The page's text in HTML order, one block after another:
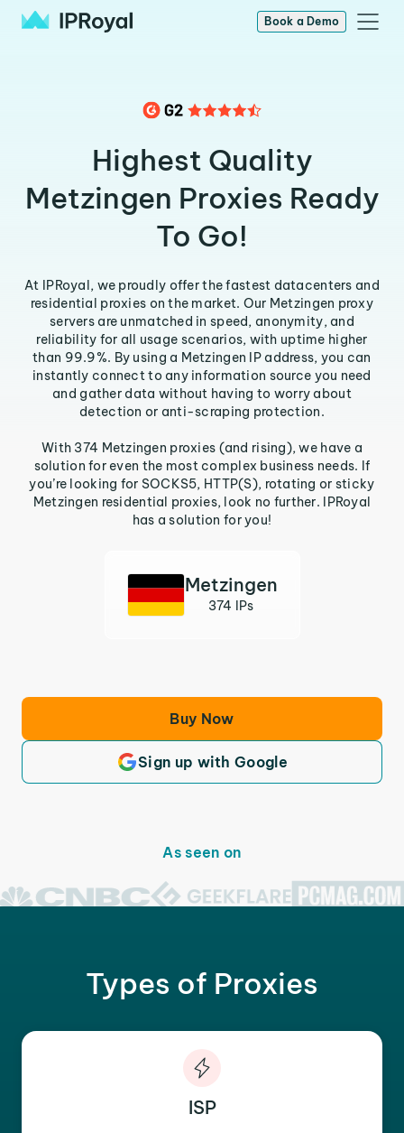
Book a Demo
Highest Quality
Metzingen Proxies Ready
To Go!
At IPRoyal, we proudly offer the fastest datacenters and
residential proxies on the market. Our Metzingen proxy
servers are unmatched in speed, anonymity, and
reliability for all usage scenarios, with uptime higher
than 99.9%. By using a Metzingen IP address, you can
instantly connect to any information source you need
and gather data without having to worry about
detection or anti-scraping protection.
With 374 Metzingen proxies (and rising), we have a
solution for even the most complex business needs. If
you’re looking for SOCKS5, HTTP(S), rotating or sticky
Metzingen residential proxies, look no further. IPRoyal
has a solution for you!
Metzingen
374 IPs
Buy Now
Sign up with Google
As seen on
Types of Proxies
ISP